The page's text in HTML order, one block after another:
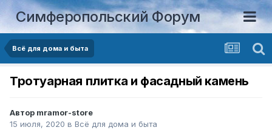
Симферопольский Форум
Всё для дома и быта
Тротуарная плитка и фасадный камень
Автор mramor-store
15 июля, 2020 в Всё для дома и быта